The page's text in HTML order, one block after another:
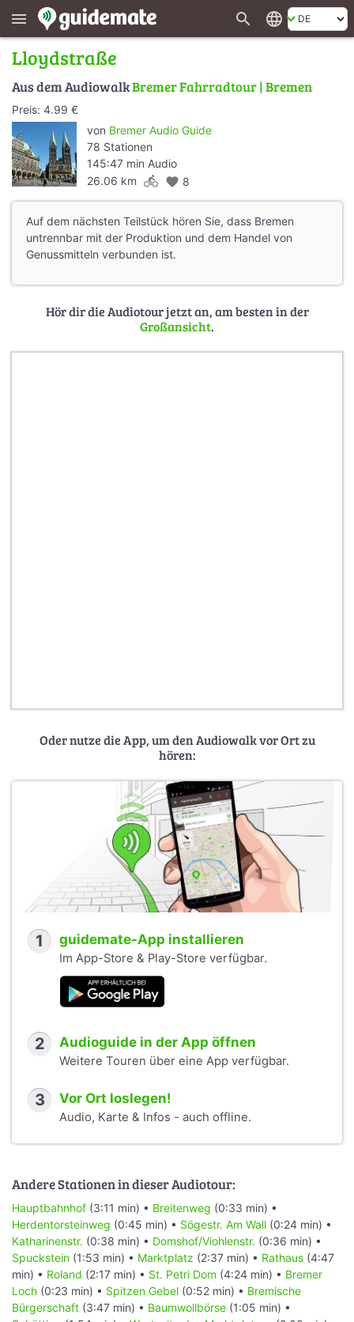
menu search language
Lloydstraße
Aus dem AudiowalkBremer Fahrradtour | Bremen
Preis: 4.99 €
von Bremer Audio Guide
78 Stationen
145:47 min Audio
26.06 km directions_bike favorite 8
Auf dem nächsten Teilstück hören Sie, dass Bremen
untrennbar mit der Produktion und dem Handel von
Genussmitteln verbunden ist.
Hör dir die Audiotour jetzt an, am besten in der
Großansicht.
Oder nutze die App, um den Audiowalk vor Ort zu
hören:
1 guidemate-App installieren
Im App-Store & Play-Store verfügbar.
2 Audioguide in der App öffnen
Weitere Touren über eine App verfügbar.
3 Vor Ort loslegen!
Audio, Karte & Infos - auch offline.
Andere Stationen in dieser Audiotour:
Hauptbahnhof (3:11 min) • Breitenweg (0:33 min) •
Herdentorsteinweg (0:45 min) • Sögestr. Am Wall (0:24 min) •
Katharinenstr. (0:38 min) • Domshof/Viohlenstr. (0:36 min) •
Spuckstein (1:53 min) • Marktplatz (2:37 min) • Rathaus (4:47
min) • Roland (2:17 min) • St. Petri Dom (4:24 min) • Bremer
Loch (0:23 min) • Spitzen Gebel (0:52 min) • Bremische
Bürgerschaft (3:47 min) • Baumwollbörse (1:05 min) •